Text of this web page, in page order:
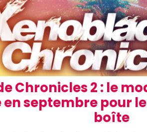
Chronicles 2 : le
septembre pour
boîte